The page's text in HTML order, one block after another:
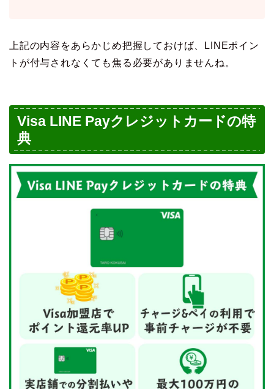
上記の内容をあらかじめ把握しておけば、LINEポイン
トが付与されなくても焦る必要がありませんね。
Visa LINE Payクレジットカードの特
典